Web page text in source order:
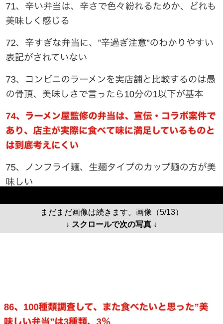
まだまだ画像は続きます。画像（5/13）
↓ スクロールで次の写真 ↓